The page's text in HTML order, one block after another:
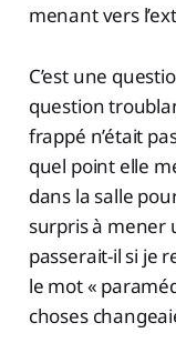
menant vers
C’est une
question
frappé n’était
quel point elle
dans la salle
surpris à mener
passerait-il si je
le mot «
choses